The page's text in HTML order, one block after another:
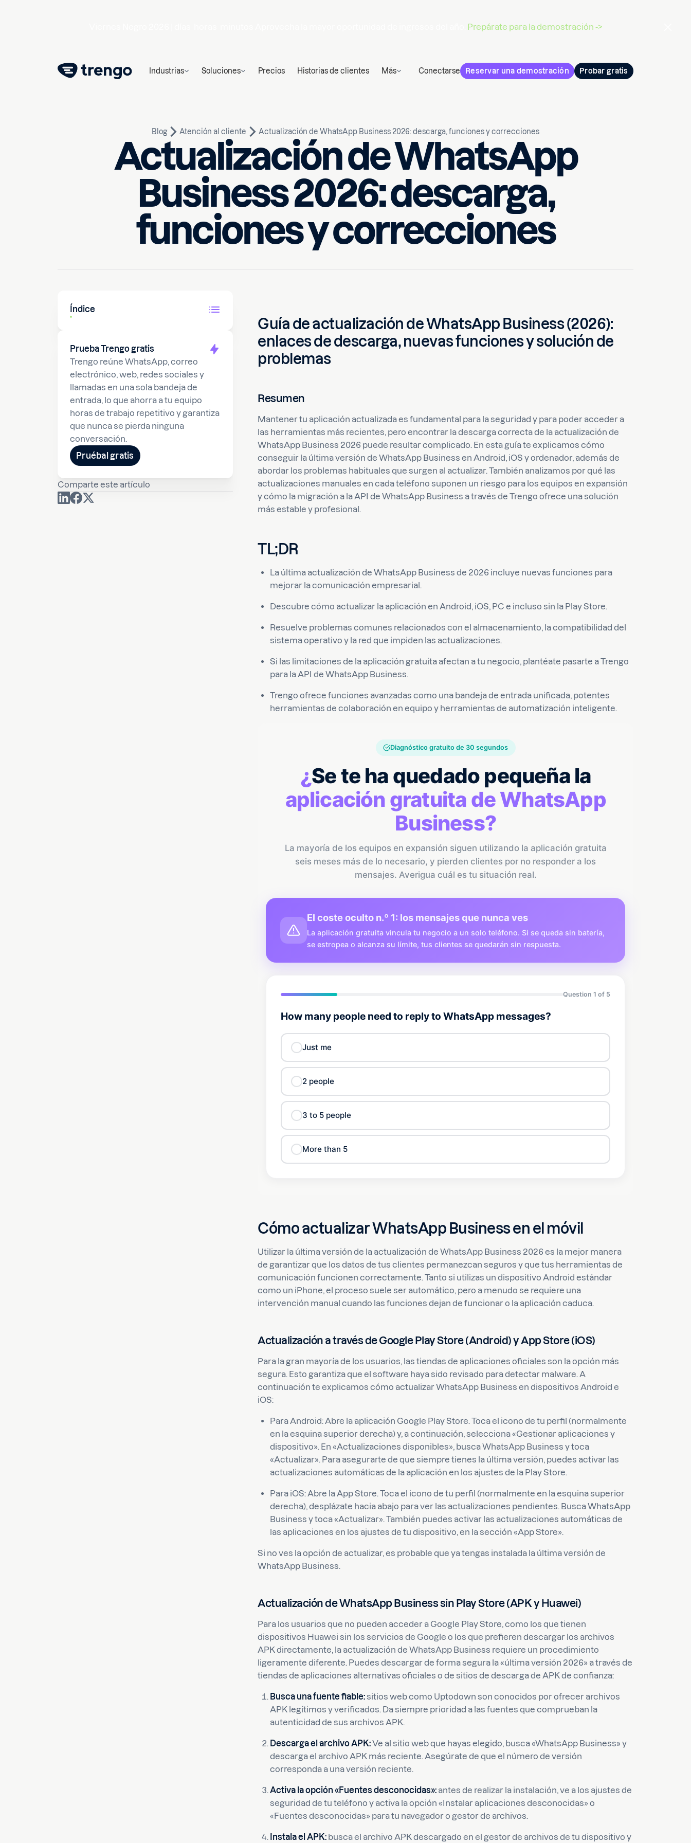
Prepárate para la demostración ->
Industrias Soluciones Precios Historias de clientes Más Conectarse Reservar una demostración Probar gratis
Blog Atención al cliente Actualización de WhatsApp Business 2026: descarga, funciones y correcciones
Actualización de WhatsApp
Business 2026: descarga,
funciones y correcciones
16 de febrero de 2026 10min de lectura
Escrito por
Melike
Índice
Prueba Trengo gratis
Trengo reúne WhatsApp, correo
electrónico, web, redes sociales y
llamadas en una sola bandeja de
entrada, lo que ahorra a tu equipo
horas de trabajo repetitivo y garantiza
que nunca se pierda ninguna
conversación.
Pruébal gratis
Comparte este artículo
Guía de actualización de WhatsApp Business (2026):
enlaces de descarga, nuevas funciones y solución de
problemas
Resumen
Mantener tu aplicación actualizada es fundamental para la seguridad y para poder acceder a
las herramientas más recientes, pero encontrar la descarga correcta de la actualización de
WhatsApp Business 2026 puede resultar complicado. En esta guía te explicamos cómo
conseguir la última versión de WhatsApp Business en Android, iOS y ordenador, además de
abordar los problemas habituales que surgen al actualizar. También analizamos por qué las
actualizaciones manuales en cada teléfono suponen un riesgo para los equipos en expansión
y cómo la migración a la API de WhatsApp Business a través de Trengo ofrece una solución
más estable y profesional.
TL;DR
La última actualización de WhatsApp Business de 2026 incluye nuevas funciones para
mejorar la comunicación empresarial.
Descubre cómo actualizar la aplicación en Android, iOS, PC e incluso sin la Play Store.
Resuelve problemas comunes relacionados con el almacenamiento, la compatibilidad del
sistema operativo y la red que impiden las actualizaciones.
Si las limitaciones de la aplicación gratuita afectan a tu negocio, plantéate pasarte a Trengo
para la API de WhatsApp Business.
Trengo ofrece funciones avanzadas como una bandeja de entrada unificada, potentes
herramientas de colaboración en equipo y herramientas de automatización inteligente.
Diagnóstico gratuito de 30 segundos
¿Se te ha quedado pequeña la
aplicación gratuita de WhatsApp
Business?
La mayoría de los equipos en expansión siguen utilizando la aplicación gratuita
seis meses más de lo necesario, y pierden clientes por no responder a los
mensajes. Averigua cuál es tu situación real.
El coste oculto n.º 1: los mensajes que nunca ves
La aplicación gratuita vincula tu negocio a un solo teléfono. Si se queda sin batería,
se estropea o alcanza su límite, tus clientes se quedarán sin respuesta.
Question 1 of 5
How many people need to reply to WhatsApp messages?
Just me
2 people
3 to 5 people
More than 5
Cómo actualizar WhatsApp Business en el móvil
Utilizar la última versión de la actualización de WhatsApp Business 2026 es la mejor manera
de garantizar que los datos de tus clientes permanezcan seguros y que tus herramientas de
comunicación funcionen correctamente. Tanto si utilizas un dispositivo Android estándar
como un iPhone, el proceso suele ser automático, pero a menudo se requiere una
intervención manual cuando las funciones dejan de funcionar o la aplicación caduca.
Actualización a través de Google Play Store (Android) y App Store (iOS)
Para la gran mayoría de los usuarios, las tiendas de aplicaciones oficiales son la opción más
segura. Esto garantiza que el software haya sido revisado para detectar malware. A
continuación te explicamos cómo actualizar WhatsApp Business en dispositivos Android e
iOS:
Para Android: Abre la aplicación Google Play Store. Toca el icono de tu perfil (normalmente
en la esquina superior derecha) y, a continuación, selecciona «Gestionar aplicaciones y
dispositivo». En «Actualizaciones disponibles», busca WhatsApp Business y toca
«Actualizar». Para asegurarte de que siempre tienes la última versión, puedes activar las
actualizaciones automáticas de la aplicación en los ajustes de la Play Store.
Para iOS: Abre la App Store. Toca el icono de tu perfil (normalmente en la esquina superior
derecha), desplázate hacia abajo para ver las actualizaciones pendientes. Busca WhatsApp
Business y toca «Actualizar». También puedes activar las actualizaciones automáticas de
las aplicaciones en los ajustes de tu dispositivo, en la sección «App Store».
Si no ves la opción de actualizar, es probable que ya tengas instalada la última versión de
WhatsApp Business.
Actualización de WhatsApp Business sin Play Store (APK y Huawei)
Para los usuarios que no pueden acceder a Google Play Store, como los que tienen
dispositivos Huawei sin los servicios de Google o los que prefieren descargar los archivos
APK directamente, la actualización de WhatsApp Business requiere un procedimiento
ligeramente diferente. Puedes descargar de forma segura la «última versión 2026» a través de
tiendas de aplicaciones alternativas oficiales o de sitios de descarga de APK de confianza:
Busca una fuente fiable:sitios web como Uptodown son conocidos por ofrecer archivos
APK legítimos y verificados. Da siempre prioridad a las fuentes que comprueban la
autenticidad de sus archivos APK.
Descarga el archivo APK:Ve al sitio web que hayas elegido, busca «WhatsApp Business» y
descarga el archivo APK más reciente. Asegúrate de que el número de versión
corresponda a una versión reciente.
Activa la opción «Fuentes desconocidas»:antes de realizar la instalación, ve a los ajustes de
seguridad de tu teléfono y activa la opción «Instalar aplicaciones desconocidas» o
«Fuentes desconocidas» para tu navegador o gestor de archivos.
Instala el APK: busca el archivo APK descargado en el gestor de archivos de tu dispositivo y